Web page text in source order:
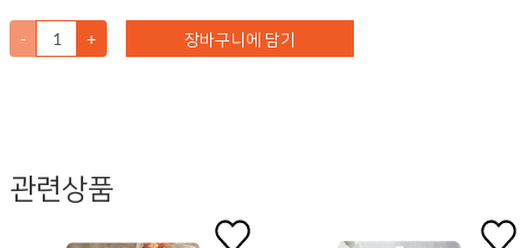
- + 장바구니에 담기
관련상품